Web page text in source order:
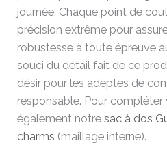
journée. Chaque point de
précision extrême pour
robustesse à toute épreuve
souci du détail fait de ce
désir pour les adeptes de
responsable. Pour
également notresac à dos
charms (maillage interne).